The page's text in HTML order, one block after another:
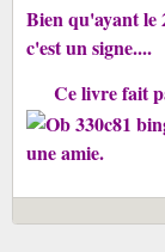
Bien qu'ayant le
c'est un signe....
Ce livre fait
une amie.